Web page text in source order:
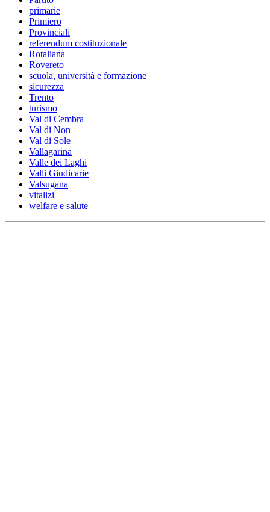
primarie
Primiero
Provinciali
referendum costituzionale
Rotaliana
Rovereto
scuola, università e formazione
sicurezza
Trento
turismo
Val di Cembra
Val di Non
Val di Sole
Vallagarina
Valle dei Laghi
Valli Giudicarie
Valsugana
vitalizi
welfare e salute